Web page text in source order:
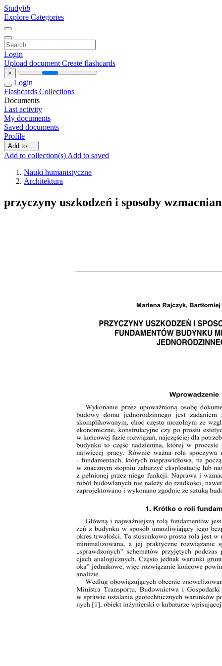
Studylib
Explore Categories
Login
Upload document Create flashcards
×
Login
Flashcards Collections
Documents
Last activity
My documents
Saved documents
Profile
Add to ...
Add to collection(s) Add to saved
Nauki humanistyczne
Architektura
przyczyny uszkodzeń i sposoby